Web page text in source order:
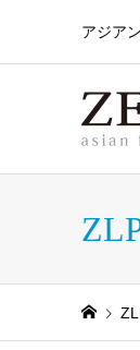
アジア